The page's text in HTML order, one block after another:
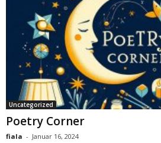
Uncategorized
Poetry Corner
fiala - Januar 16, 2024